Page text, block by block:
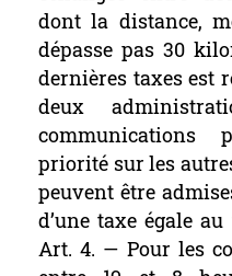
dontla distance,
dépasse pas 30
dernières taxesest
deux
communications
priorité surles
peuvent être
d’unetaxeégaleau
Art.4. — Pour les